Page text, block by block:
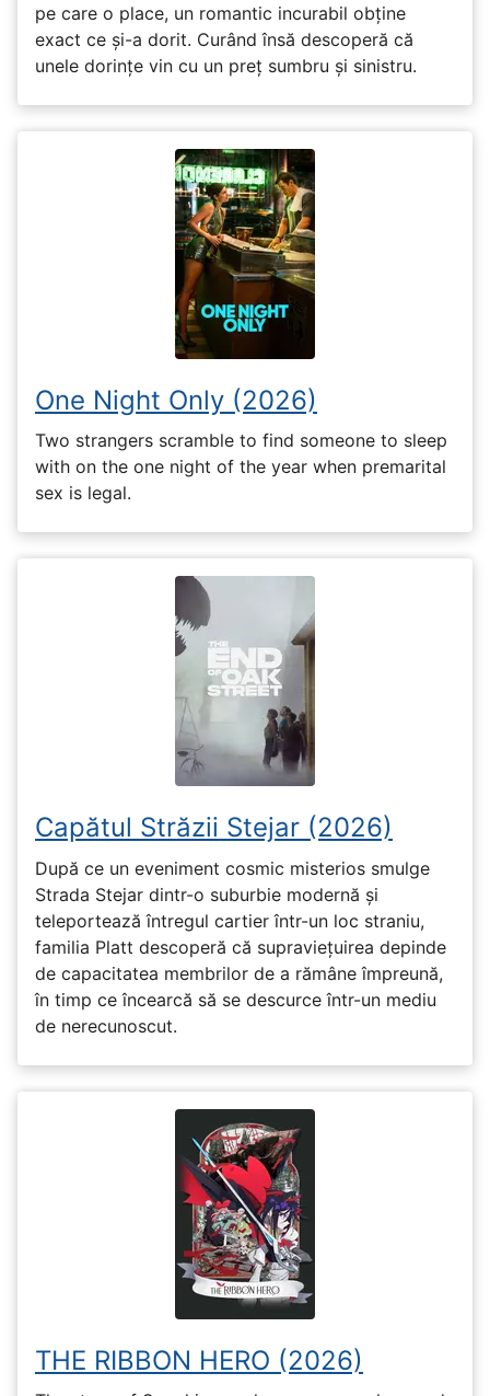
pe care o place, un romantic incurabil obține
exact ce și-a dorit. Curând însă descoperă că
unele dorințe vin cu un preț sumbru și sinistru.
One Night Only (2026)
Two strangers scramble to find someone to sleep
with on the one night of the year when premarital
sex is legal.
Capătul Străzii Stejar (2026)
După ce un eveniment cosmic misterios smulge
Strada Stejar dintr-o suburbie modernă și
teleportează întregul cartier într-un loc straniu,
familia Platt descoperă că supraviețuirea depinde
de capacitatea membrilor de a rămâne împreună,
în timp ce încearcă să se descurce într-un mediu
de nerecunoscut.
THE RIBBON HERO (2026)